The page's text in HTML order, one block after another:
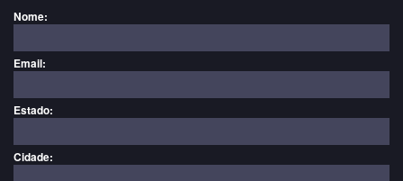
Nome:
Email:
Estado:
Cidade: